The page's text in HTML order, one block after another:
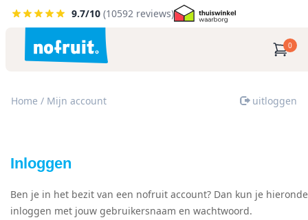
9.7/10 (10592 reviews)
0
Home / Mijn account uitloggen
Inloggen
Ben je in het bezit van een nofruit account? Dan kun je
inloggen met jouw gebruikersnaam en wachtwoord.